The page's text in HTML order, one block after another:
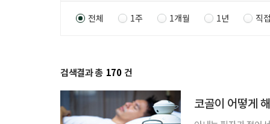
전체 1주 1개월 1년 직
검색결과 총 170 건
코골이 어떻게